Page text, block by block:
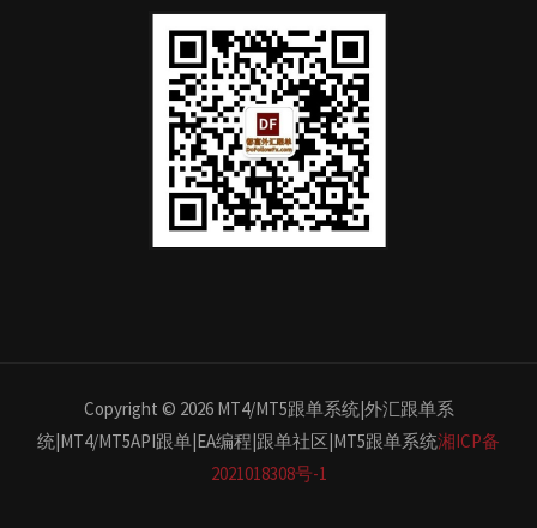
Copyright © 2026 MT4/MT5跟单系统|外汇跟单系
统|MT4/MT5API跟单|EA编程|跟单社区|MT5跟单系统湘ICP备
2021018308号-1